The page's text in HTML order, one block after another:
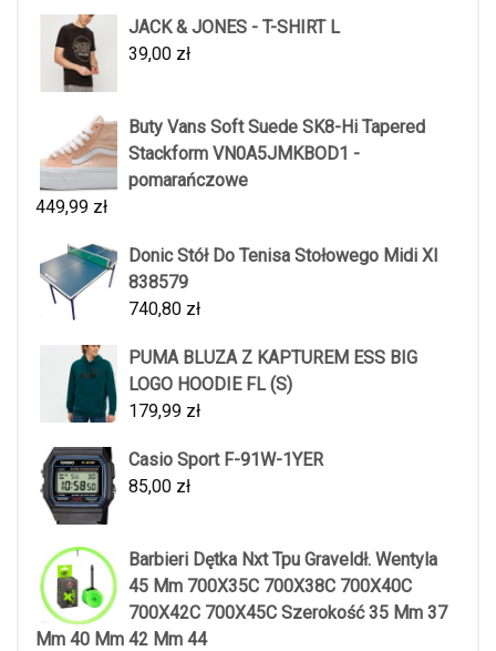
JACK & JONES - T-SHIRT L
39,00 zł
Buty Vans Soft Suede SK8-Hi Tapered
Stackform VN0A5JMKBOD1 -
pomarańczowe
449,99 zł
Donic Stół Do Tenisa Stołowego Midi Xl
838579
740,80 zł
PUMA BLUZA Z KAPTUREM ESS BIG
LOGO HOODIE FL (S)
179,99 zł
Casio Sport F-91W-1YER
85,00 zł
Barbieri Dętka Nxt Tpu Graveldł. Wentyla
45 Mm 700X35C 700X38C 700X40C
700X42C 700X45C Szerokość 35 Mm 37
Mm 40 Mm 42 Mm 44